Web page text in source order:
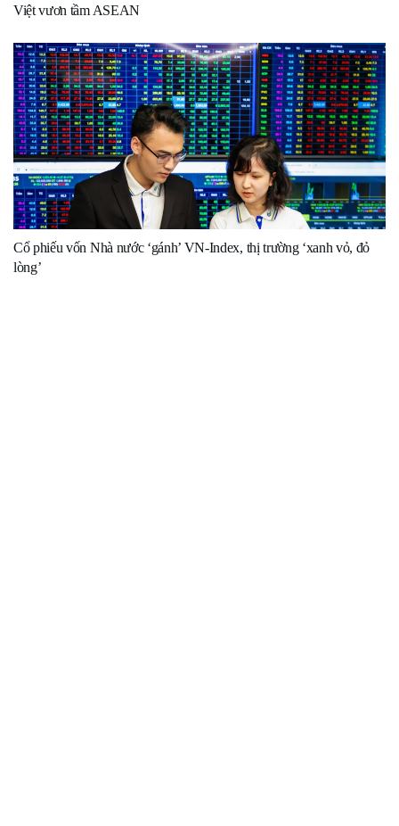
Việt vươn tầm ASEAN
Cổ phiếu vốn Nhà nước ‘gánh’ VN-Index, thị trường ‘xanh vỏ, đỏ
lòng’